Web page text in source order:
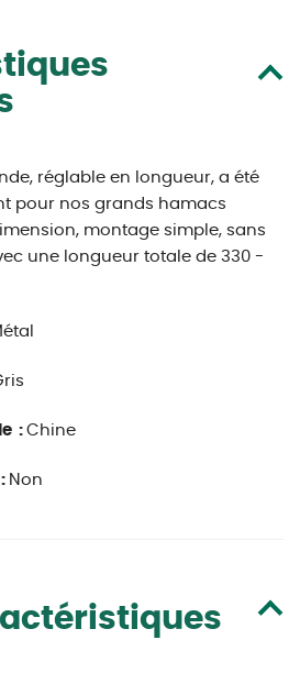
réglable en longueur, a été
pour nos grands hamacs
montage simple, sans
une longueur totale de 330 -
: Chine
Non